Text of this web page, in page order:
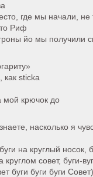
где мы начали, не
Риф
йо мы получили
как sticka
мой крючок до
насколько я
на круглый носок,
совет, буги-
буги буги буги Совет)